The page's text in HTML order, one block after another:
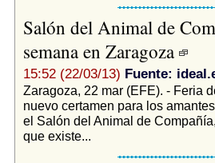
Salón del Animal de
semana en Zaragoza
15:52 (22/03/13) Fuente:
Zaragoza, 22 mar (EFE). - Feria
nuevo certamen para los
el Salón del Animal de
que existe...